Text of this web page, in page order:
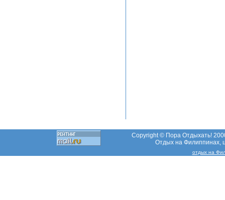
Copyright © Пора Отдыхать!
Отдых на Филиппинах,
отдых на